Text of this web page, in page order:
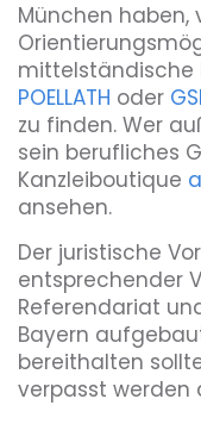
München haben,
mittelständische
POELLATH oder
zu finden. Wer
sein berufliches
Kanzleiboutique
ansehen.
Der juristische
entsprechender
Referendariat
Bayern
bereithalten
verpasst werden